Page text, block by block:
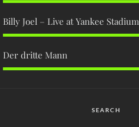
Billy Joel – Live at Yankee Stadium
Der dritte Mann
SEARCH